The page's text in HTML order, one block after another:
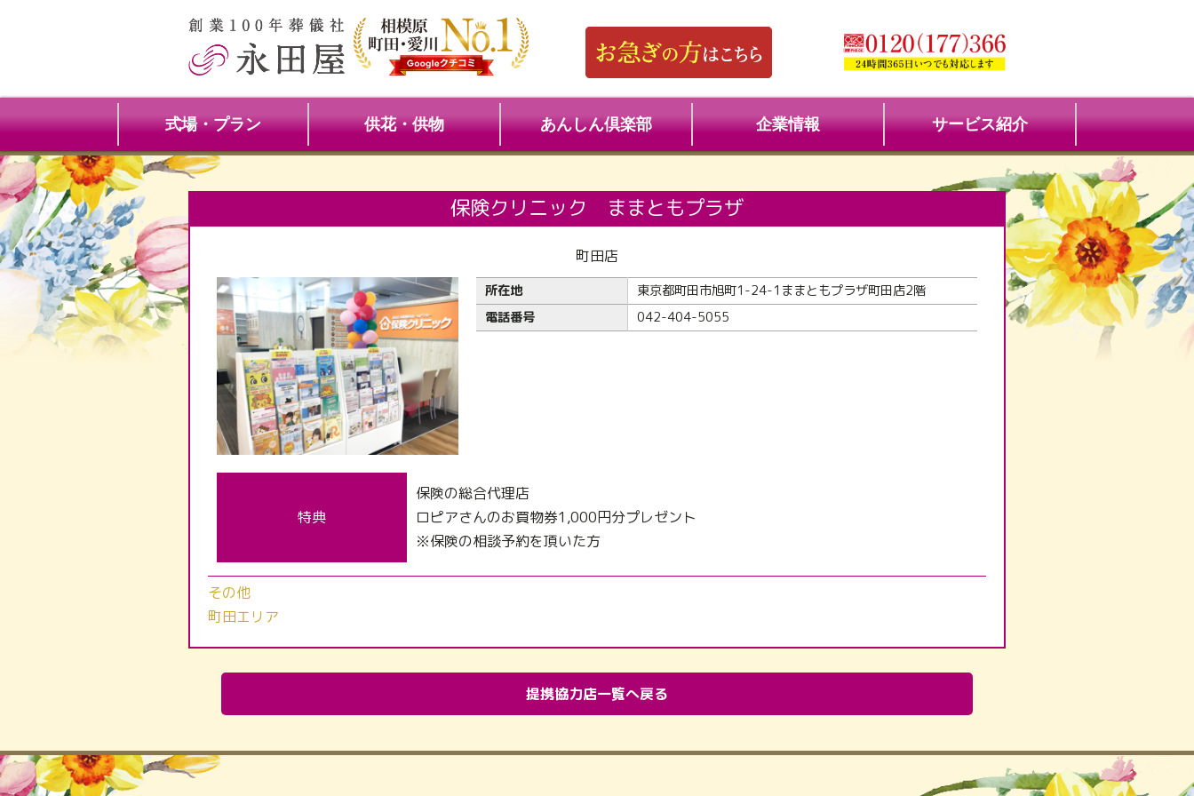
式場・プラン 供花・供物 あんしん倶楽部 企業情報 サービス紹介
保険クリニック ままともプラザ
町田店
所在地
東京都町田市旭町1-24-1ままともプラザ町田店2階
電話番号
042-404-5055
特典
保険の総合代理店
ロピアさんのお買物券1,000円分プレゼント
※保険の相談予約を頂いた方
その他
町田エリア
提携協力店一覧へ戻る